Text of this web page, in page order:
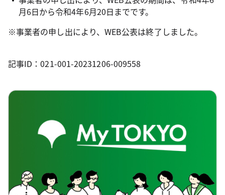
月6日から令和4年6月20日までです。
※事業者の申し出により、WEB公表は終了しました。
記事ID：021-001-20231206-009558